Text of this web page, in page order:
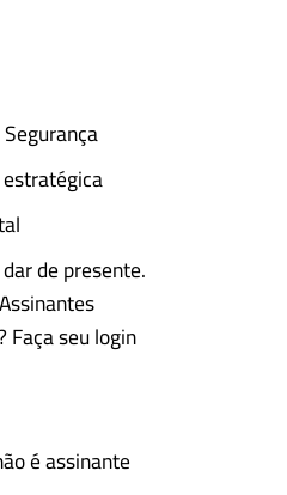
de presente.
Faça seu login
é assinante